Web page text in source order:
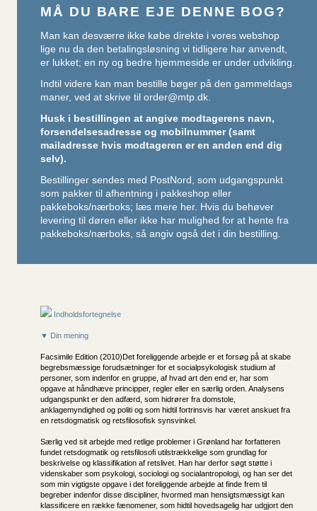
MÅ DU BARE EJE DENNE BOG?
Man kan desværre ikke købe direkte i vores webshop
lige nu da den betalingsløsning vi tidligere har anvendt,
er lukket; en ny og bedre hjemmeside er under udvikling.
Indtil videre kan man bestille bøger på den gammeldags
maner, ved at skrive til order@mtp.dk.
Husk i bestillingen at angive modtagerens navn,
forsendelsesadresse og mobilnummer (samt
mailadresse hvis modtageren er en anden end dig
selv).
Bestillinger sendes med PostNord, som udgangspunkt
som pakker til afhentning i pakkeshop eller
pakkeboks/nærboks; læs mere her. Hvis du behøver
levering til døren eller ikke har mulighed for at hente fra
pakkeboks/nærboks, så angiv også det i din bestilling.
Indholdsfortegnelse
▼ Din mening
Facsimile Edition (2010)Det foreliggende arbejde er et forsøg på at skabe
begrebsmæssige forudsætninger for et socialpsykologisk studium af
personer, som indenfor en gruppe, af hvad art den end er, har som
opgave at håndhæve principper, regler eller en særlig orden. Analysens
udgangspunkt er den adfærd, som hidrører fra domstole,
anklagemyndighed og politi og som hidtil fortrinsvis har været anskuet fra
en retsdogmatisk og retsfilosofisk synsvinkel.
Særlig ved sit arbejde med retlige problemer i Grønland har forfatteren
fundet retsdogmatik og retsfilosofi utilstrækkelige som grundlag for
beskrivelse og klassifikation af retslivet. Han har derfor søgt støtte i
videnskaber som psykologi, sociologi og socialantropologi, og han ser det
som min vigtigste opgave i det foreliggende arbejde at finde frem til
begreber indenfor disse discipliner, hvormed man hensigtsmæssigt kan
klassificere en række fænomener, som hidtil hovedsagelig har udgjort den